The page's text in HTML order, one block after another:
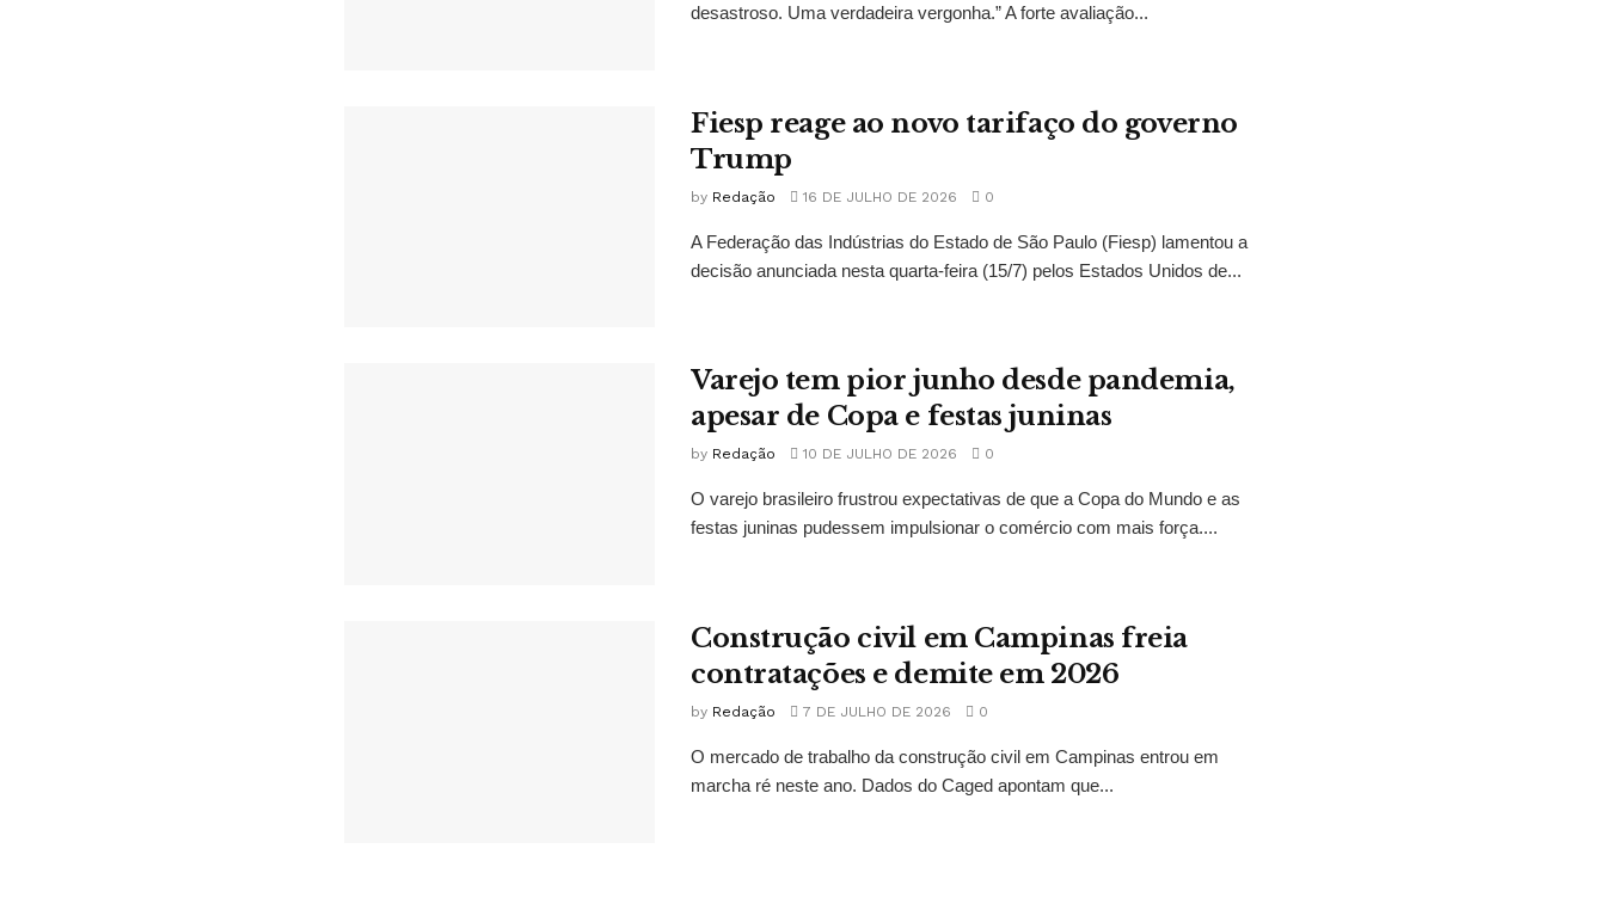
desastroso. Uma verdadeira vergonha.” A forte avaliação...
Fiesp reage ao novo tarifaço do governo
Trump
by Redação 16 DE JULHO DE 2026 0
A Federação das Indústrias do Estado de São Paulo (Fiesp) lamentou a
decisão anunciada nesta quarta-feira (15/7) pelos Estados Unidos de...
Varejo tem pior junho desde pandemia,
apesar de Copa e festas juninas
by Redação 10 DE JULHO DE 2026 0
O varejo brasileiro frustrou expectativas de que a Copa do Mundo e as
festas juninas pudessem impulsionar o comércio com mais força....
Construção civil em Campinas freia
contratações e demite em 2026
by Redação 7 DE JULHO DE 2026 0
O mercado de trabalho da construção civil em Campinas entrou em
marcha ré neste ano. Dados do Caged apontam que...